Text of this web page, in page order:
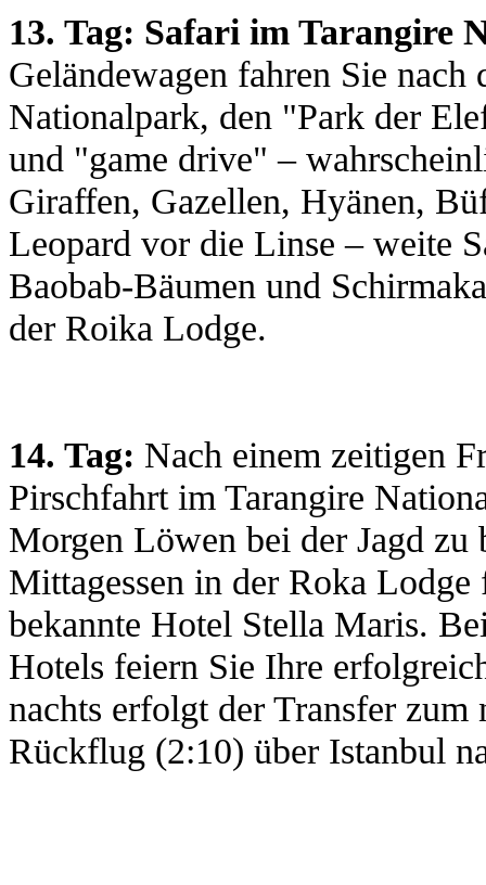
13. Tag: Safari im Tarangire
Geländewagen fahren Sie
Nationalpark, den "Park der
und "game drive" –
Giraffen, Gazellen, Hyänen,
Leopard vor die Linse – weite
Baobab-Bäumen und
der Roika Lodge.
14. Tag: Nach einem zeitigen
Pirschfahrt im Tarangire
Morgen Löwen bei der Jagd zu
Mittagessen in der Roka
bekannte Hotel Stella Maris.
Hotels feiern Sie Ihre
nachts erfolgt der Transfer
Rückflug (2:10) über Istanbul